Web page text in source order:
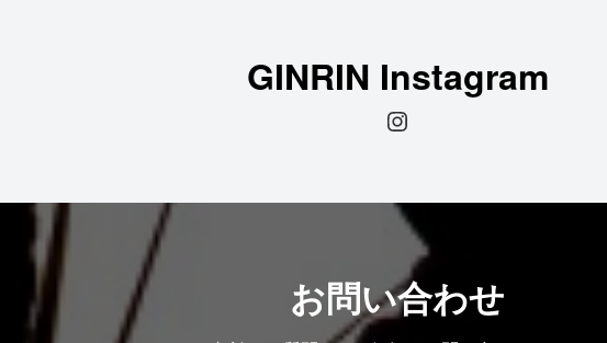
GINRIN Instagram
Instagram
お問い合わせ